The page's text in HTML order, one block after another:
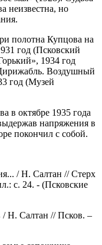
неизвестна, но
полотна Купцова на
год (Псковский
1934 год
Воздушный
год (Музей
в октябре 1935 года
напряжения в
покончил с собой.
/ Н. Салтан // Стерх
с. 24. - (Псковские
Н. Салтан // Псков. –